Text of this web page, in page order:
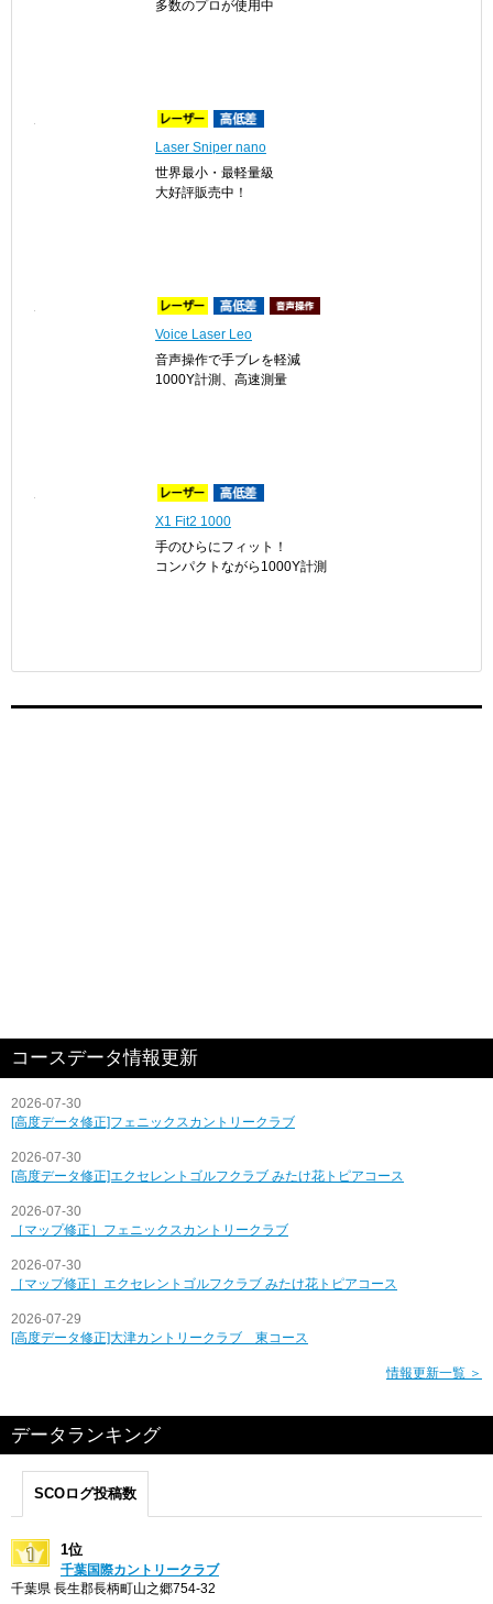
多数のプロが使用中
Laser Sniper nano
世界最小・最軽量級
大好評販売中！
Voice Laser Leo
音声操作で手ブレを軽減
1000Y計測、高速測量
X1 Fit2 1000
手のひらにフィット！
コンパクトながら1000Y計測
コースデータ情報更新
2026-07-30
[高度データ修正]フェニックスカントリークラブ
2026-07-30
[高度データ修正]エクセレントゴルフクラブ みたけ花トピアコース
2026-07-30
［マップ修正］フェニックスカントリークラブ
2026-07-30
［マップ修正］エクセレントゴルフクラブ みたけ花トピアコース
2026-07-29
[高度データ修正]大津カントリークラブ 東コース
情報更新一覧 ＞
データランキング
SCOログ投稿数
1位
千葉国際カントリークラブ
千葉県 長生郡長柄町山之郷754-32